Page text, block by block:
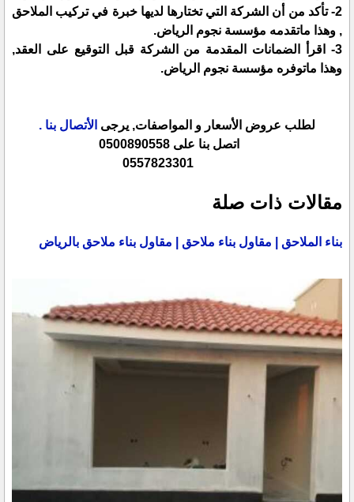
2- تأكد من أن الشركة التي تختارها لديها خبرة في تركيب الملاحق
, وهذا ماتقدمه مؤسسة نجوم الرياض.
3- اقرأ الضمانات المقدمة من الشركة قبل التوقيع على العقد,
وهذا ماتوفره مؤسسة نجوم الرياض.
لطلب عروض الأسعار و المواصفات, يرجى الأتصال بنا .
اتصل بنا على 0500890558
مقالات ذات صلة
بناء الملاحق | مقاول بناء ملاحق | مقاول بناء ملاحق بالرياض